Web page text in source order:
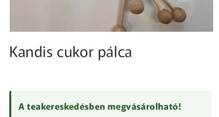
megnyitása
aKandis cukor pálca
A teakereskedésben megvásárolható!